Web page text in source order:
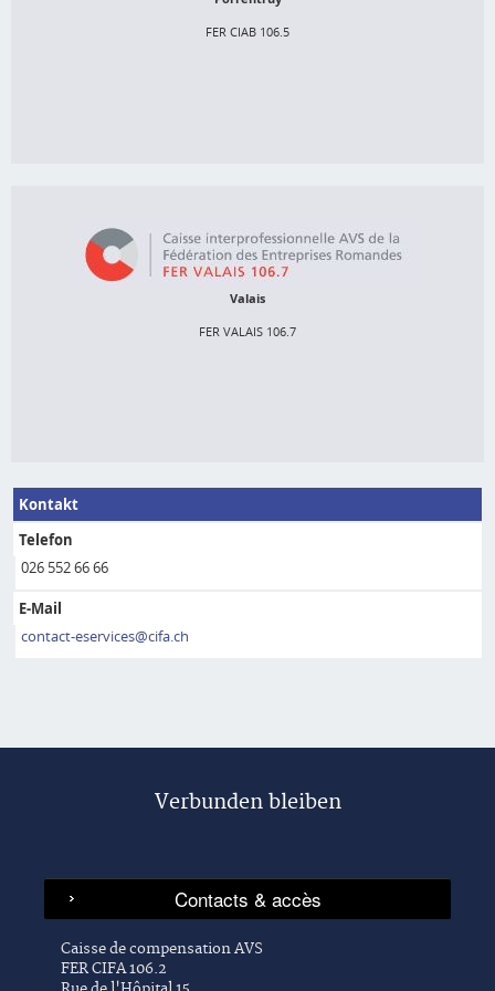
FER CIAB 106.5
2900 Porrentruy 1
Valais
FER VALAIS 106.7
Place de la Gare 2
Postfach 248
1951 Sion
Kontakt
Telefon
026 552 66 66
E-Mail
contact-eservices@cifa.ch
Verbunden bleiben
Caisse de compensation AVS
FER CIFA 106.2